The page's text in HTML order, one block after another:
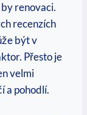
renovaci.
recenzích
být v
Přesto je
velmi
a pohodlí.